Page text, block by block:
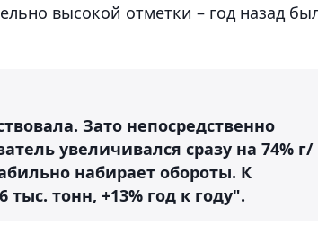
высокой отметки – год назад
Зато непосредственно
увеличивался сразу на 74% г/
набирает обороты. К
тыс. тонн, +13% год к году".